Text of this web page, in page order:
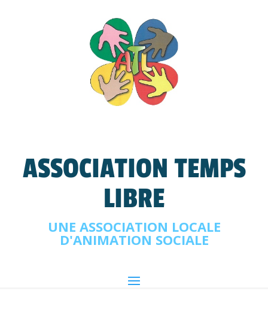
ASSOCIATION TEMPS
LIBRE
UNE ASSOCIATION LOCALE
D'ANIMATION SOCIALE